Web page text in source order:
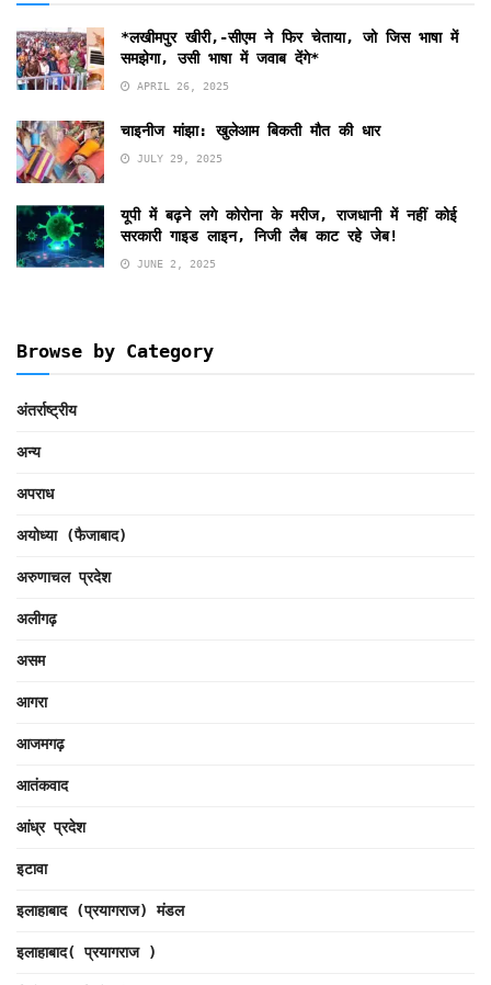
*लखीमपुर खीरी,-सीएम ने फिर चेताया, जो जिस भाषा में
समझेगा, उसी भाषा में जवाब देंगे*
APRIL 26, 2025
चाइनीज मांझा: खुलेआम बिकती मौत की धार
JULY 29, 2025
यूपी में बढ़ने लगे कोरोना के मरीज, राजधानी में नहीं कोई
सरकारी गाइड लाइन, निजी लैब काट रहे जेब!
JUNE 2, 2025
Browse by Category
अंतर्राष्ट्रीय
अन्य
अपराध
अयोध्या (फैजाबाद)
अरुणाचल प्रदेश
अलीगढ़
असम
आगरा
आजमगढ़
आतंकवाद
आंध्र प्रदेश
इटावा
इलाहाबाद (प्रयागराज) मंडल
इलाहाबाद( प्रयागराज )